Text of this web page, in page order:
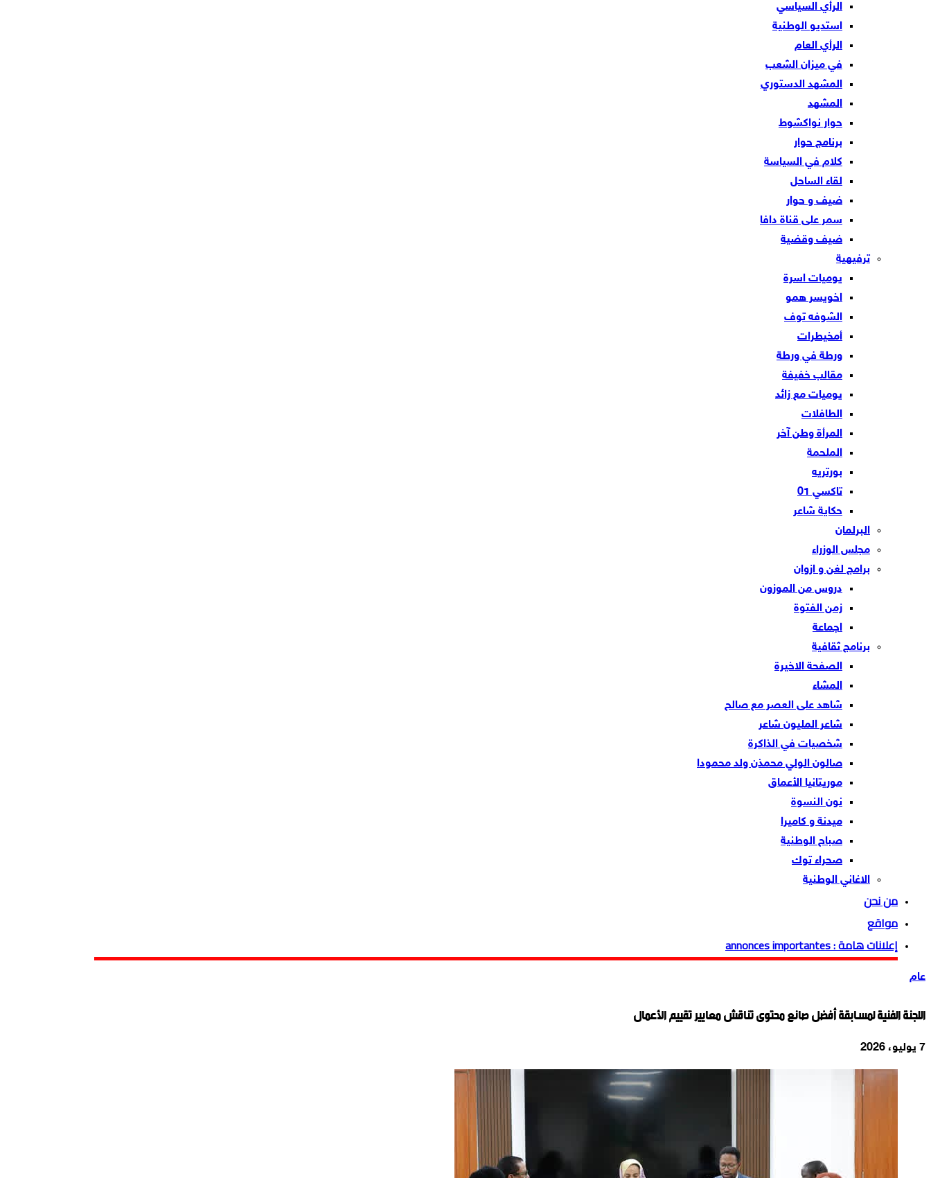
الرأي السياسي
استديو الوطنية
الرأي العام
في ميزان الشعب
المشهد الدستوري
المشهد
حوار نواكشوط
برنامج حوار
كلام في السياسة
لقاء الساحل
ضيف و حوار
سمر على قناة دافا
ضيف وقضية
ترفيهية
يوميات اسرة
اخويسر همو
الشوفه توف
أمخيطرات
ورطة في ورطة
مقالب خفيفة
يوميات مع زائد
الطافلات
المرأة وطن آخر
الملحمة
بورتريه
تاكسي 01
حكاية شاعر
البرلمان
مجلس الوزراء
برامج لغن و ازوان
دروس من الموزون
زمن الفتوة
اجماعة
برنامج ثقافية
الصفحة الاخيرة
المشاء
شاهد على العصر مع صالح
شاعر المليون شاعر
شخصيات في الذاكرة
صالون الولي محمذن ولد محمودا
موريتانيا الأعماق
نون النسوة
ميدنة و كاميرا
صباح الوطنية
صحراء توك
الاغاني الوطنية
من نحن
مواقع
إعلانات هامة : annonces importantes
عام
اللجنة الفنية لمسابقة أفضل صانع محتوى تناقش معايير تقييم الأعمال
7 يوليو، 2026